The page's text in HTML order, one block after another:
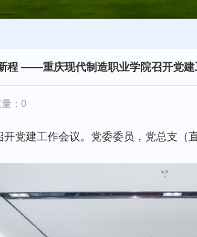
程 ——重庆现代制造职业学院召开党建
量：0
开党建工作会议。党委委员，党总支（